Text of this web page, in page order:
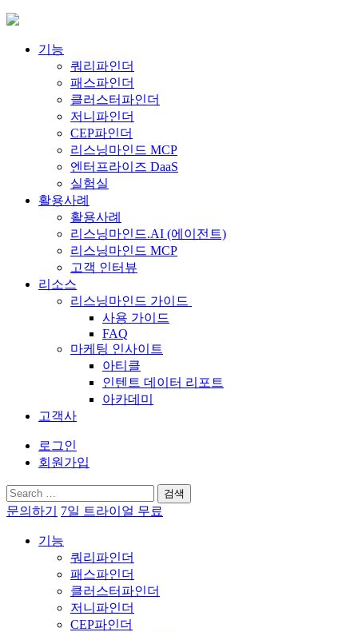
Skip
content기능
쿼리파인더
패스파인더
클러스터파인더
저니파인더
CEP파인더
리스닝마인드 MCP
엔터프라이즈 DaaS
실험실
활용사례
활용사례
리스닝마인드.AI (에이전트)
리스닝마인드 MCP
고객 인터뷰
리소스
리스닝마인드 가이드
사용 가이드
FAQ
마케팅 인사이트
아티클
인텐트 데이터 리포트
아카데미
고객사
로그인
회원가입
검
색:
문의하기 7일 트라이얼 무료
기능
쿼리파인더
패스파인더
클러스터파인더
저니파인더
CEP파인더